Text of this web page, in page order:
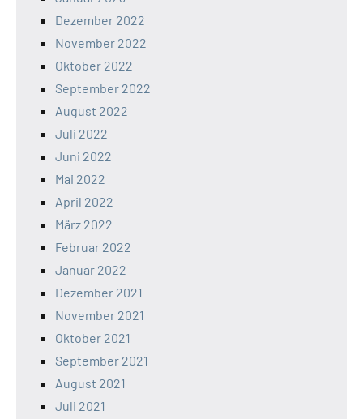
Dezember 2022
November 2022
Oktober 2022
September 2022
August 2022
Juli 2022
Juni 2022
Mai 2022
April 2022
März 2022
Februar 2022
Januar 2022
Dezember 2021
November 2021
Oktober 2021
September 2021
August 2021
Juli 2021